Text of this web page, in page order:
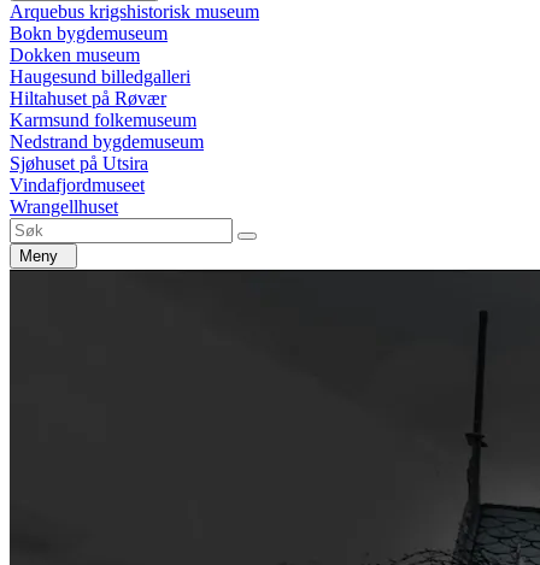
Arquebus krigshistorisk museum
Bokn bygdemuseum
Dokken museum
Haugesund billedgalleri
Hiltahuset på Røvær
Karmsund folkemuseum
Nedstrand bygdemuseum
Sjøhuset på Utsira
Vindafjordmuseet
Wrangellhuset
Meny